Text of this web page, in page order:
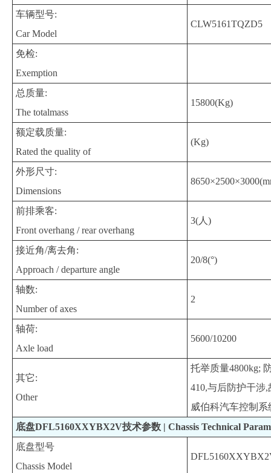
车辆型号:
Car Model
CLW5161TQZD5
免检:
Exemption
总质量:
The totalmass
15800(Kg)
额定载质量:
Rated the quality of
(Kg)
外形尺寸:
Dimensions
前排乘客:
Front overhang / rear overhang
3(人)
接近角/离去角:
Approach / departure angle
20/8(°)
轴数:
Number of axes
2
轴荷:
Axle load
5600/10200
其它:
Other
托举质量4800kg;
410,与后防护干涉
威伯科汽车控制
底盘DFL5160XXYBX2V技术参数 | Chassis Technical
底盘型号
Chassis Model